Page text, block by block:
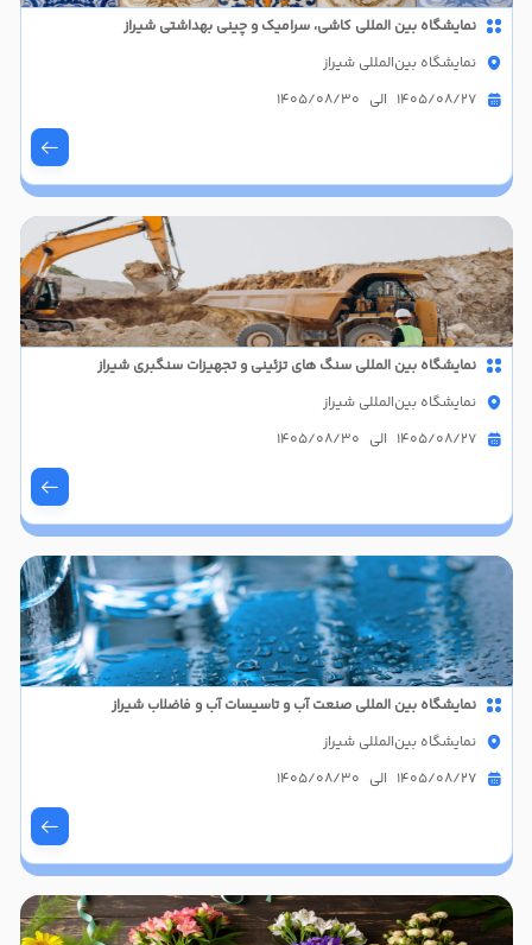
نمایشگاه بین المللی کاشی، سرامیک و چینی بهداشتی شیراز
نمایشگاه بین‌المللی شیراز
1405/08/27 الی 1405/08/30
نمایشگاه بین المللی سنگ های تزئینی و تجهیزات سنگبری شیراز
نمایشگاه بین‌المللی شیراز
1405/08/27 الی 1405/08/30
نمایشگاه بین المللی صنعت آب و تاسیسات آب و فاضلاب شیراز
نمایشگاه بین‌المللی شیراز
1405/08/27 الی 1405/08/30